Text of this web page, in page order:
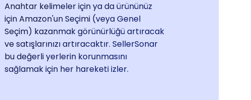
Anahtar kelimeler için ya da ürününüz
için Amazon'un Seçimi (veya Genel
Seçim) kazanmak görünürlüğü artıracak
ve satışlarınızı artıracaktır. SellerSonar
bu değerli yerlerin korunmasını
sağlamak için her hareketi izler.